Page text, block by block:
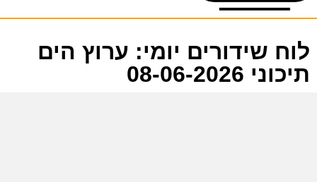
לוח שידורים יומי: ערוץ הים
תיכוני 08-06-2026